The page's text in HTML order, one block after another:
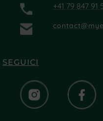
+41 79 847 91
SEGUICI